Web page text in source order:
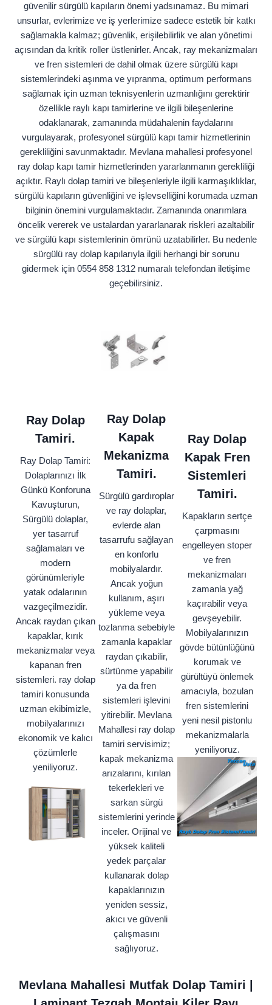
güvenilir sürgülü kapıların önemi yadsınamaz. Bu mimari
unsurlar, evlerimize ve iş yerlerimize sadece estetik bir katkı
sağlamakla kalmaz; güvenlik, erişilebilirlik ve alan yönetimi
açısından da kritik roller üstlenirler. Ancak, ray mekanizmaları
ve fren sistemleri de dahil olmak üzere sürgülü kapı
sistemlerindeki aşınma ve yıpranma, optimum performans
sağlamak için uzman teknisyenlerin uzmanlığını gerektirir
özellikle raylı kapı tamirlerine ve ilgili bileşenlerine
odaklanarak, zamanında müdahalenin faydalarını
vurgulayarak, profesyonel sürgülü kapı tamir hizmetlerinin
gerekliliğini savunmaktadır. Mevlana mahallesi profesyonel
ray dolap kapı tamir hizmetlerinden yararlanmanın gerekliliği
açıktır. Raylı dolap tamiri ve bileşenleriyle ilgili karmaşıklıklar,
sürgülü kapıların güvenliğini ve işlevselliğini korumada uzman
bilginin önemini vurgulamaktadır. Zamanında onarımlara
öncelik vererek ve ustalardan yararlanarak riskleri azaltabilir
ve sürgülü kapı sistemlerinin ömrünü uzatabilirler. Bu nedenle
sürgülü ray dolap kapılarıyla ilgili herhangi bir sorunu
gidermek için 0554 858 1312 numaralı telefondan iletişime
geçebilirsiniz.
Ray Dolap
Tamiri.
Ray Dolap Tamiri:
Dolaplarınızı İlk
Günkü Konforuna
Kavuşturun,
Sürgülü dolaplar,
yer tasarruf
sağlamaları ve
modern
görünümleriyle
yatak odalarının
vazgeçilmezidir.
Ancak raydan çıkan
kapaklar, kırık
mekanizmalar veya
kapanan fren
sistemleri. ray dolap
tamiri konusunda
uzman ekibimizle,
mobilyalarınızı
ekonomik ve kalıcı
çözümlerle
yeniliyoruz.
Ray Dolap
Kapak
Mekanizma
Tamiri.
Sürgülü gardıroplar
ve ray dolaplar,
evlerde alan
tasarrufu sağlayan
en konforlu
mobilyalardır.
Ancak yoğun
kullanım, aşırı
yükleme veya
tozlanma sebebiyle
zamanla kapaklar
raydan çıkabilir,
sürtünme yapabilir
ya da fren
sistemleri işlevini
yitirebilir. Mevlana
Mahallesi ray dolap
tamiri servisimiz;
kapak mekanizma
arızalarını, kırılan
tekerlekleri ve
sarkan sürgü
sistemlerini yerinde
inceler. Orijinal ve
yüksek kaliteli
yedek parçalar
kullanarak dolap
kapaklarınızın
yeniden sessiz,
akıcı ve güvenli
çalışmasını
sağlıyoruz.
Ray Dolap
Kapak Fren
Sistemleri
Tamiri.
Kapakların sertçe
çarpmasını
engelleyen stoper
ve fren
mekanizmaları
zamanla yağ
kaçırabilir veya
gevşeyebilir.
Mobilyalarınızın
gövde bütünlüğünü
korumak ve
gürültüyü önlemek
amacıyla, bozulan
fren sistemlerini
yeni nesil pistonlu
mekanizmalarla
yeniliyoruz.
Mevlana Mahallesi Mutfak Dolap Tamiri |